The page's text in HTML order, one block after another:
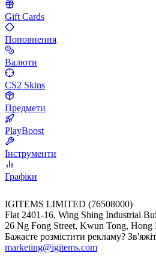
Gift Cards
Поповнення
Валюти
CS2 Skins
Предмети
PlayBoost
Інструменти
Графіки
IGITEMS LIMITED (76508000)
Flat 2401-16, Wing Shing Industrial
26 Ng Fong Street, Kwun Tong, Hong
Бажаєте розмістити рекламу?
marketing@igitems.com